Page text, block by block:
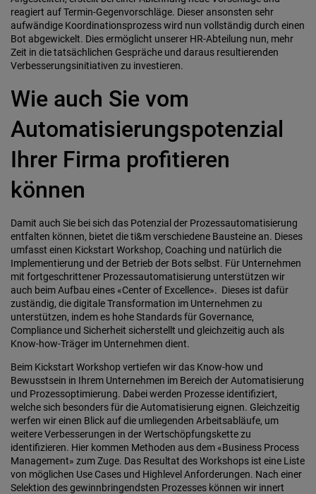
reagiert auf Termin-Gegenvorschläge. Dieser ansonsten sehr
aufwändige Koordinationsprozess wird nun vollständig durch einen
Bot abgewickelt. Dies ermöglicht unserer HR-Abteilung nun, mehr
Zeit in die tatsächlichen Gespräche und daraus resultierenden
Verbesserungsinitiativen zu investieren.
Wie auch Sie vom
Automatisierungspotenzial
Ihrer Firma profitieren
können
Damit auch Sie bei sich das Potenzial der Prozessautomatisierung
entfalten können, bietet die ti&m verschiedene Bausteine an. Dieses
umfasst einen Kickstart Workshop, Coaching und natürlich die
Implementierung und der Betrieb der Bots selbst. Für Unternehmen
mit fortgeschrittener Prozessautomatisierung unterstützen wir
auch beim Aufbau eines «Center of Excellence». Dieses ist dafür
zuständig, die digitale Transformation im Unternehmen zu
unterstützen, indem es hohe Standards für Governance,
Compliance und Sicherheit sicherstellt und gleichzeitig auch als
Know-how-Träger im Unternehmen dient.
Beim Kickstart Workshop vertiefen wir das Know-how und
Bewusstsein in Ihrem Unternehmen im Bereich der Automatisierung
und Prozessoptimierung. Dabei werden Prozesse identifiziert,
welche sich besonders für die Automatisierung eignen. Gleichzeitig
werfen wir einen Blick auf die umliegenden Arbeitsabläufe, um
weitere Verbesserungen in der Wertschöpfungskette zu
identifizieren. Hier kommen Methoden aus dem «Business Process
Management» zum Zuge. Das Resultat des Workshops ist eine Liste
von möglichen Use Cases und Highlevel Anforderungen. Nach einer
Selektion des gewinnbringendsten Prozesses können wir innert